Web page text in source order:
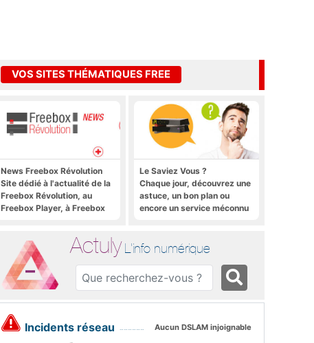
VOS SITES THÉMATIQUES FREE
News Freebox Révolution
Site dédié à l'actualité de la
Freebox Révolution, au
Freebox Player, à Freebox
Le Saviez Vous ?
Chaque jour, découvrez une
astuce, un bon plan ou
encore un service méconnu
Actuly L'info numérique
Incidents réseau Aucun DSLAM injoignable